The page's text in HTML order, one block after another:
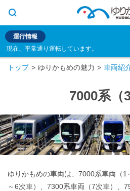
運行情報
現在、平常通り運転しています。
トップ ゆりかもめの魅力 車両紹
7000系（3
ゆりかもめの車両は、7000系車両（
～6次車）、7300系車両（7次車）、